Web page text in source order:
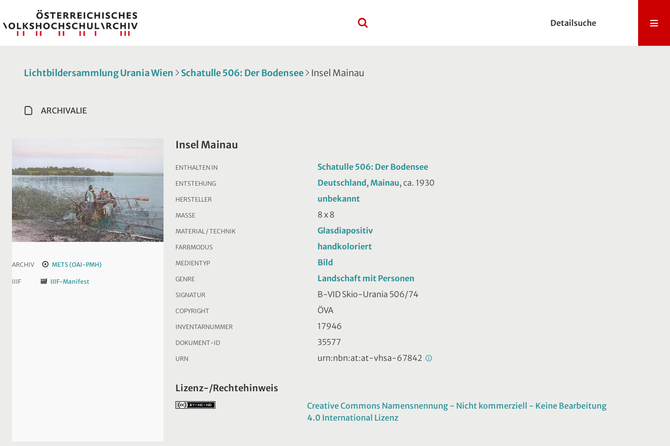
Detailsuche
Lichtbildersammlung Urania Wien Schatulle 506: Der Bodensee Insel Mainau
ARCHIVALIE
ARCHIV METS (OAI-PMH)
IIIF IIIF-Manifest
Insel Mainau
ENTHALTEN IN Schatulle 506: Der Bodensee
ENTSTEHUNG Deutschland, Mainau, ca. 1930
HERSTELLER unbekannt
MASSE 8 x 8
MATERIAL / TECHNIK Glasdiapositiv
FARBMODUS handkoloriert
MEDIENTYP Bild
GENRE Landschaft mit Personen
SIGNATUR B-VID Skio-Urania 506/74
COPYRIGHT ÖVA
INVENTARNUMMER 17946
DOKUMENT-ID 35577
URN urn:nbn:at:at-vhsa-67842
Lizenz-/Rechtehinweis
Creative Commons Namensnennung - Nicht kommerziell - Keine Bearbeitung
4.0 International Lizenz